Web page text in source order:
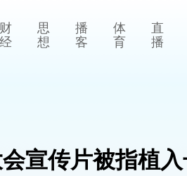
财
经
思
想
播
客
体
育
直
播
宣传片被指植